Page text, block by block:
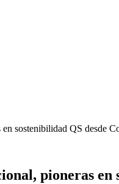
sostenibilidad QS desde
pioneras en